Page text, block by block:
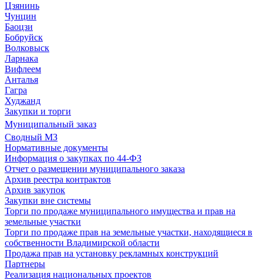
Цзянинь
Чунцин
Баоцзи
Бобруйск
Волковыск
Ларнака
Вифлеем
Анталья
Гагра
Худжанд
Закупки и торги
Муниципальный заказ
Сводный МЗ
Нормативные документы
Информация о закупках по 44-ФЗ
Отчет о размещении муниципального заказа
Архив реестра контрактов
Архив закупок
Закупки вне системы
Торги по продаже муниципального имущества и прав на
земельные участки
Торги по продаже прав на земельные участки, находящиеся в
собственности Владимирской области
Продажа прав на установку рекламных конструкций
Партнеры
Реализация национальных проектов